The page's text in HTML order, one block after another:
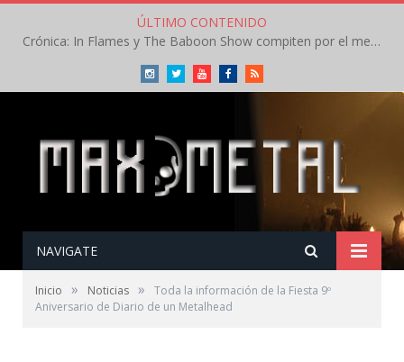
ÚLTIMO CONTENIDO
Crónica: In Flames y The Baboon Show compiten por el mejor concierto del día en el Leyendas del Rock – Viernes – Agosto 2026
InstagramTwitterYoutubeFacebookRSS
NAVIGATE
Inicio » Noticias »
Toda la información de la Fiesta 9º
Aniversario de Diario de un Metalhead